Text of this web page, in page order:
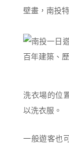
壁畫，南投
洗衣場的位
以洗衣服。
一般遊客也